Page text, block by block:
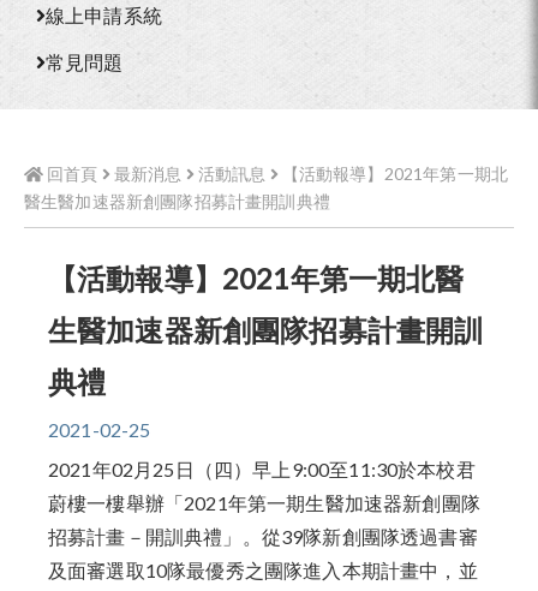
線上申請系統
常見問題
回首頁 最新消息 活動訊息
【活動報導】2021年第一期北
醫生醫加速器新創團隊招募計畫開訓典禮
【活動報導】2021年第一期北醫
生醫加速器新創團隊招募計畫開訓
典禮
2021-02-25
2021年02月25日（四）早上9:00至11:30於本校君
蔚樓一樓舉辦「2021年第一期生醫加速器新創團隊
招募計畫－開訓典禮」。從39隊新創團隊透過書審
及面審選取10隊最優秀之團隊進入本期計畫中，並